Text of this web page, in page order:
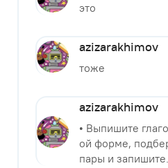
это
azizarakhimov
тоже
azizarakhimov
• Выпишите
ой форме,
пары и запишите.